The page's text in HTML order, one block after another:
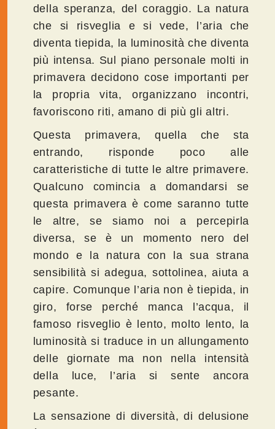
della speranza, del coraggio. La natura
che si risveglia e si vede, l’aria che
diventa tiepida, la luminosità che diventa
più intensa. Sul piano personale molti in
primavera decidono cose importanti per
la propria vita, organizzano incontri,
favoriscono riti, amano di più gli altri.
Questa primavera, quella che sta
entrando, risponde poco alle
caratteristiche di tutte le altre primavere.
Qualcuno comincia a domandarsi se
questa primavera è come saranno tutte
le altre, se siamo noi a percepirla
diversa, se è un momento nero del
mondo e la natura con la sua strana
sensibilità si adegua, sottolinea, aiuta a
capire. Comunque l’aria non è tiepida, in
giro, forse perché manca l’acqua, il
famoso risveglio è lento, molto lento, la
luminosità si traduce in un allungamento
delle giornate ma non nella intensità
della luce, l’aria si sente ancora
pesante.
La sensazione di diversità, di delusione